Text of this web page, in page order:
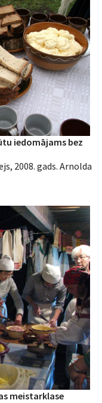
iedomājams bez
2008. gads. Arnolda
meistarklase